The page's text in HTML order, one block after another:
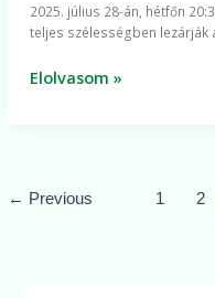
2025. július 28-án, hétfőn
teljes szélességben lezárják
a
Rákóczi
utat
éjszaka
Elolvasom »
← Previous 1 2